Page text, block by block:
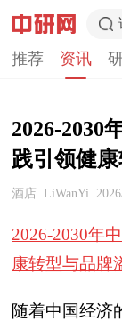
推荐 资讯
2026-2030
践引领健
酒店 LiWanYi
2026-2030年
康转型与品牌
随着中国经济